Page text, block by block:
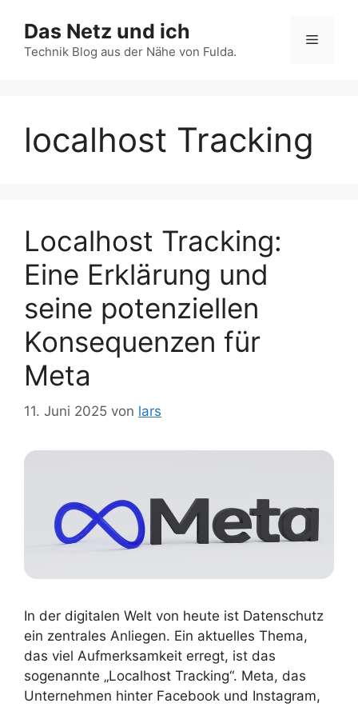
Inhalt
springen
Das Netz und ich
Technik Blog aus der Nähe von Fulda.
Menü
localhost Tracking
Localhost Tracking:
Eine Erklärung und
seine potenziellen
Konsequenzen für
Meta
11. Juni 2025 von lars
In der digitalen Welt von heute ist Datenschutz
ein zentrales Anliegen. Ein aktuelles Thema,
das viel Aufmerksamkeit erregt, ist das
sogenannte „Localhost Tracking“. Meta, das
Unternehmen hinter Facebook und Instagram,